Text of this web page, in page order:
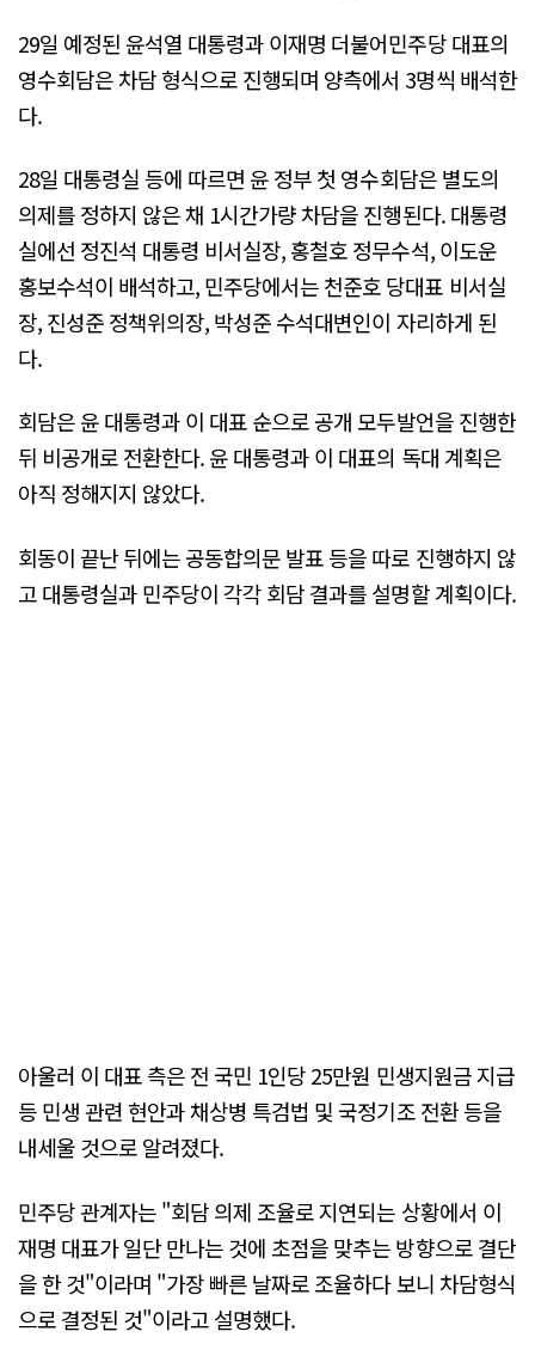
29일 예정된 윤석열 대통령과 이재명 더불어민주당 대표의
영수회담은 차담 형식으로 진행되며 양측에서 3명씩 배석한
다.
28일 대통령실 등에 따르면 윤 정부 첫 영수회담은 별도의
의제를 정하지 않은 채 1시간가량 차담을 진행된다. 대통령
실에선 정진석 대통령 비서실장, 홍철호 정무수석, 이도운
홍보수석이 배석하고, 민주당에서는 천준호 당대표 비서실
장, 진성준 정책위의장, 박성준 수석대변인이 자리하게 된
다.
회담은 윤 대통령과 이 대표 순으로 공개 모두발언을 진행한
뒤 비공개로 전환한다. 윤 대통령과 이 대표의 독대 계획은
아직 정해지지 않았다.
회동이 끝난 뒤에는 공동합의문 발표 등을 따로 진행하지 않
고 대통령실과 민주당이 각각 회담 결과를 설명할 계획이다.
아울러 이 대표 측은 전 국민 1인당 25만원 민생지원금 지급
등 민생 관련 현안과 채상병 특검법 및 국정기조 전환 등을
내세울 것으로 알려졌다.
민주당 관계자는 "회담 의제 조율로 지연되는 상황에서 이
재명 대표가 일단 만나는 것에 초점을 맞추는 방향으로 결단
을 한 것"이라며 "가장 빠른 날짜로 조율하다 보니 차담형식
으로 결정된 것"이라고 설명했다.